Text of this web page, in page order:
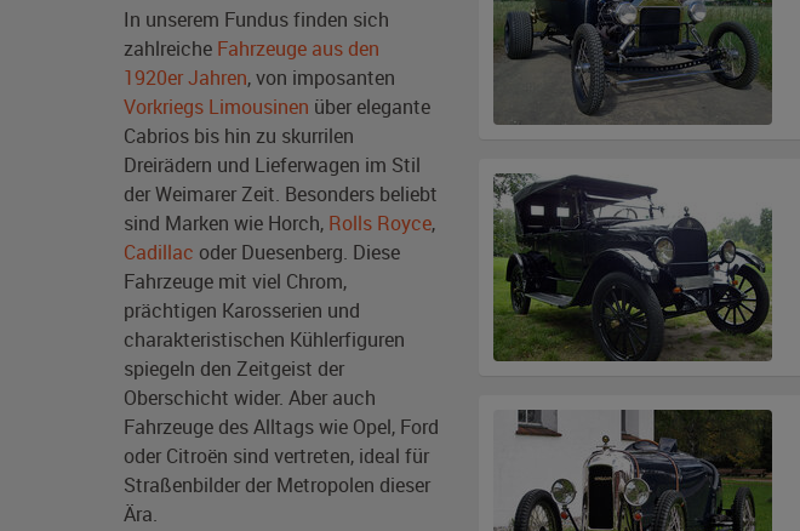
In unserem Fundus finden sich
zahlreiche Fahrzeuge aus den
1920er Jahren, von imposanten
Vorkriegs Limousinen über elegante
Cabrios bis hin zu skurrilen
Dreirädern und Lieferwagen im Stil
der Weimarer Zeit. Besonders beliebt
sind Marken wie Horch, Rolls Royce,
Cadillac oder Duesenberg. Diese
Fahrzeuge mit viel Chrom,
prächtigen Karosserien und
charakteristischen Kühlerfiguren
spiegeln den Zeitgeist der
Oberschicht wider. Aber auch
Fahrzeuge des Alltags wie Opel, Ford
oder Citroën sind vertreten, ideal für
Straßenbilder der Metropolen dieser
Ära.